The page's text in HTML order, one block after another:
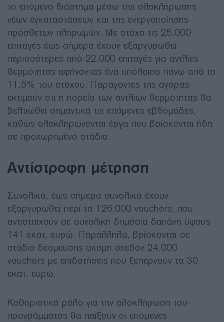
το επόμενο διάστημα μέσω της ολοκλήρωσης
νέων εγκαταστάσεων και της ενεργοποίησης
πρόσθετων πληρωμών. Mε στόχο τις 25.000
επιταγές έως σήμερα έχουν εξαργυρωθεί
περισσότερες από 22.000 επιταγές για αντλίες
θερμότητας αφήνοντας ένα υπόλοιπο πάνω από το
11,5% του στόχου. Παράγοντες της αγοράς
εκτιμούν ότι η πορεία των αντλιών θερμότητας θα
βελτιωθεί σημαντικά τις επόμενες εβδομάδες,
καθώς ολοκληρώνονται έργα που βρίσκονται ήδη
σε προχωρημένο στάδιο.
Αντίστροφη μέτρηση
Συνολικά, έως σήμερα συνολικά έχουν
εξαργυρωθεί περί τα 126.000 vouchers, που
αντιστοιχούν σε συνολική δημόσια δαπάνη ύψους
141 εκατ. ευρώ. Παράλληλα, βρίσκονται σε
στάδιο δέσμευσης ακόμη σχεδόν 24.000
vouchers με επιδοτήσεις που ξεπερνούν τα 30
εκατ. ευρώ.
Καθοριστικό ρόλο για την ολοκλήρωση του
προγράμματος θα παίξουν οι επόμενες